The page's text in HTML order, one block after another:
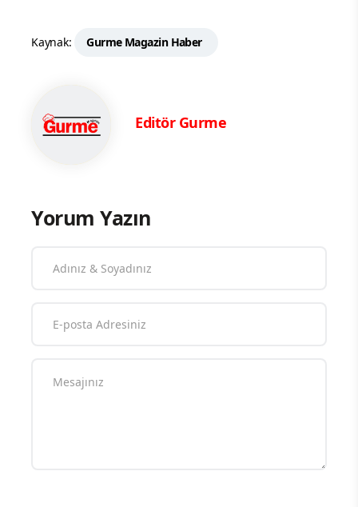
Kaynak: Gurme Magazin Haber
Editör Gurme
Yorum Yazın